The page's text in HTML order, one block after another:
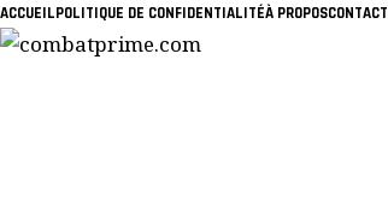
ACCUEILPOLITIQUE DE CONFIDENTIALITÉÀ PROPOSCONTACT